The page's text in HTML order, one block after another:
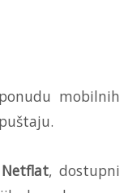
mobilnih
Netflat, dostupni